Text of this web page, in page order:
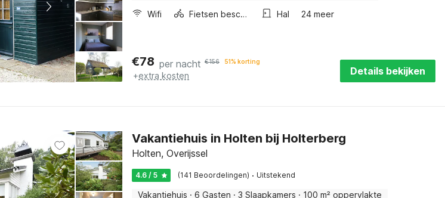
Wifi
Fietsen beschikbaar Hal 24 meer
€78 per nacht €156 51% korting
+extra kosten Details bekijken
Vakantiehuis in Holten bij Holterberg
Holten, Overijssel
4.6 / 5 (141 Beoordelingen) · Uitstekend
Vakantiehuis · 6 Gasten · 3 Slaapkamers · 100 m² oppervlakte